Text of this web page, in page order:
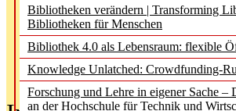
Bibliotheken verändern | Transforming
Bibliotheken für Menschen
Bibliothek 4.0 als Lebensraum: flexible
Knowledge Unlatched: Crowdfunding-
Forschung und Lehre in eigener Sache
an der Hochschule für Technik und